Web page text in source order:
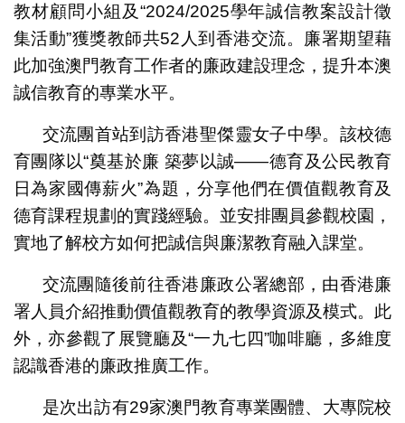
教材顧問小組及“2024/2025學年誠信教案設計徵
集活動”獲獎教師共52人到香港交流。廉署期望藉
此加強澳門教育工作者的廉政建設理念，提升本澳
誠信教育的專業水平。
交流團首站到訪香港聖傑靈女子中學。該校德
育團隊以“奠基於廉 築夢以誠——德育及公民教育
日為家國傳薪火”為題，分享他們在價值觀教育及
德育課程規劃的實踐經驗。並安排團員參觀校園，
實地了解校方如何把誠信與廉潔教育融入課堂。
交流團隨後前往香港廉政公署總部，由香港廉
署人員介紹推動價值觀教育的教學資源及模式。此
外，亦參觀了展覽廳及“一九七四”咖啡廳，多維度
認識香港的廉政推廣工作。
是次出訪有29家澳門教育專業團體、大專院校